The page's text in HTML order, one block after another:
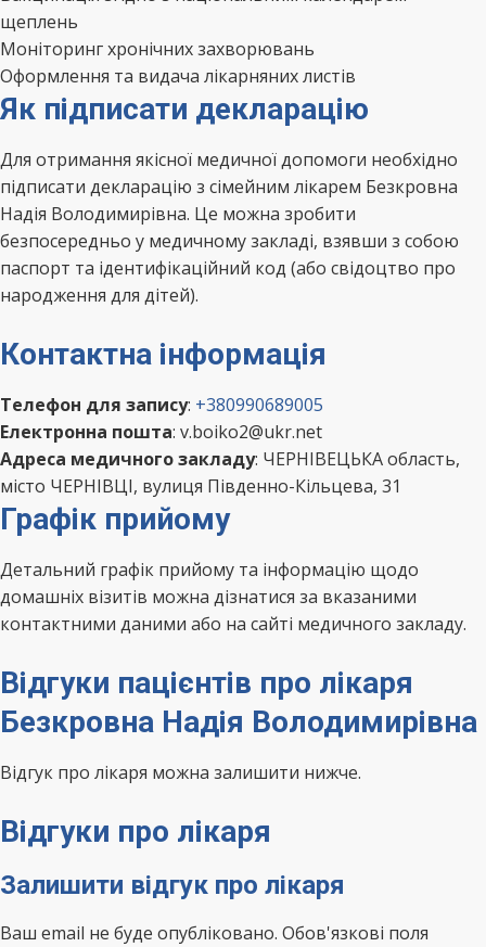
щеплень
Моніторинг хронічних захворювань
Оформлення та видача лікарняних листів
Як підписати декларацію
Для отримання якісної медичної допомоги необхідно
підписати декларацію з сімейним лікарем Безкровна
Надія Володимирівна. Це можна зробити
безпосередньо у медичному закладі, взявши з собою
паспорт та ідентифікаційний код (або свідоцтво про
народження для дітей).
Контактна інформація
Телефон для запису: +380990689005
Електронна пошта: v.boiko2@ukr.net
Адреса медичного закладу: ЧЕРНІВЕЦЬКА область,
місто ЧЕРНІВЦІ, вулиця Південно-Кільцева, 31
Графік прийому
Детальний графік прийому та інформацію щодо
домашніх візитів можна дізнатися за вказаними
контактними даними або на сайті медичного закладу.
Відгуки пацієнтів про лікаря
Безкровна Надія Володимирівна
Відгук про лікаря можна залишити нижче.
Відгуки про лікаря
Залишити відгук про лікаря
Ваш email не буде опубліковано. Обов'язкові поля